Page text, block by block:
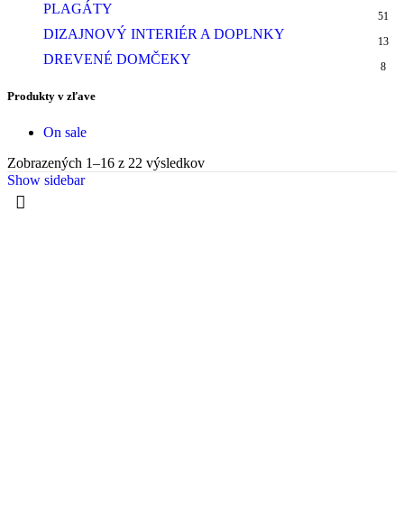
PLAGÁTY 51
DIZAJNOVÝ INTERIÉR A DOPLNKY 13
DREVENÉ DOMČEKY 8
Produkty v zľave
On sale
Zobrazených 1–16 z 22 výsledkov
Show sidebar